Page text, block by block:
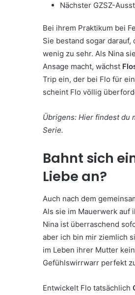
Nächster GZSZ-
Bei ihrem Praktikum bei
Sie bestand sogar
wenig zu sehr. Als Nina
Ansage macht, wächst
Trip ein, der bei Flo für
scheint Flo völlig
Übrigens: Hier findest du
Serie.
Bahnt sich
Liebe an?
Auch nach dem
Als sie im Mauerwerk auf
Nina ist überraschend
aber ich bin mir ziemlich
im Leben ihrer Mutter
Gefühlswirrwarr perfekt
Entwickelt Flo tatsächlich